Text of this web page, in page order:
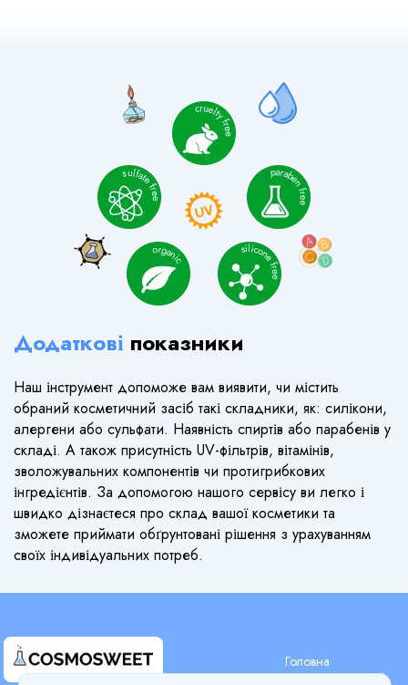
Додаткові показники
Наш інструмент допоможе вам виявити, чи містить
обраний косметичний засіб такі складники, як: силікони,
алергени або сульфати. Наявність спиртів або парабенів у
складі. А також присутність UV-фільтрів, вітамінів,
зволожувальних компонентів чи протигрибкових
інгредієнтів. За допомогою нашого сервісу ви легко і
швидко дізнаєтеся про склад вашої косметики та
зможете приймати обґрунтовані рішення з урахуванням
своїх індивідуальних потреб.
Головна
Пошук за складом